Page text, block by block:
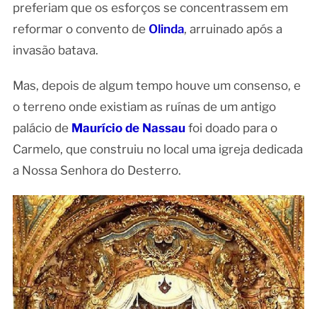
preferiam que os esforços se concentrassem em
reformar o convento de Olinda, arruinado após a
invasão batava.
Mas, depois de algum tempo houve um consenso, e
o terreno onde existiam as ruínas de um antigo
palácio de Maurício de Nassaufoi doado para o
Carmelo, que construiu no local uma igreja dedicada
a Nossa Senhora do Desterro.